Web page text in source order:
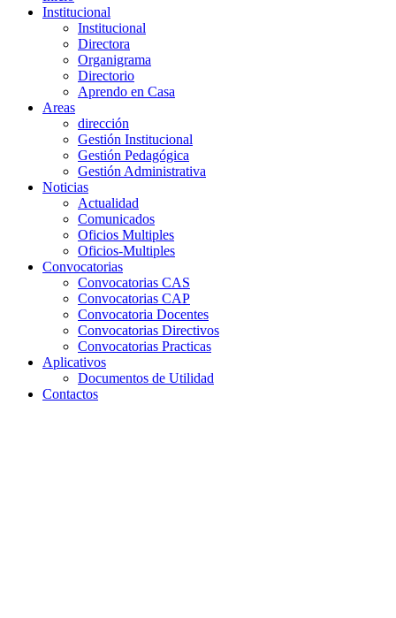
Institucional
Institucional
Directora
Organigrama
Directorio
Aprendo en Casa
Areas
dirección
Gestión Institucional
Gestión Pedagógica
Gestión Administrativa
Noticias
Actualidad
Comunicados
Oficios Multiples
Oficios-Multiples
Convocatorias
Convocatorias CAS
Convocatorias CAP
Convocatoria Docentes
Convocatorias Directivos
Convocatorias Practicas
Aplicativos
Documentos de Utilidad
Contactos